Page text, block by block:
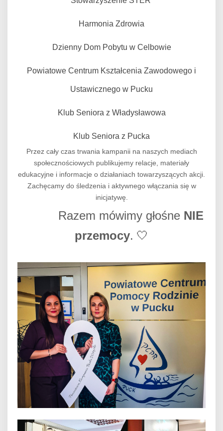
Harmonia Zdrowia
Dzienny Dom Pobytu w Celbowie
Powiatowe Centrum Kształcenia Zawodowego i
Ustawicznego w Pucku
Klub Seniora z Władysławowa
Klub Seniora z Pucka
Przez cały czas trwania kampanii na naszych mediach
społecznościowych publikujemy relacje, materiały
edukacyjne i informacje o działaniach towarzyszących akcji.
Zachęcamy do śledzenia i aktywnego włączania się w
inicjatywę.
Razem mówimy głośne NIE
przemocy. 🤍